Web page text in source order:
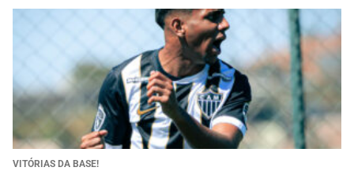
VITÓRIAS DA BASE!